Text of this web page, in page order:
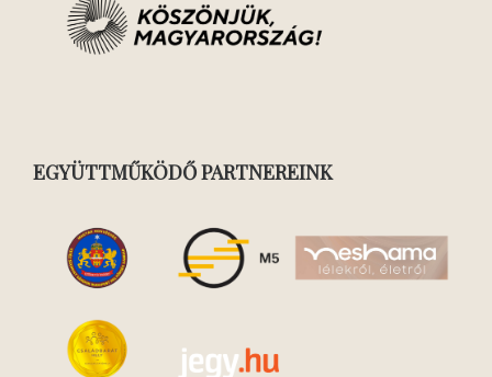
EGYÜTTMŰKÖDŐ PARTNEREINK